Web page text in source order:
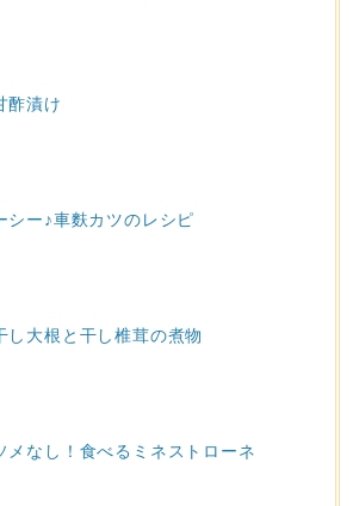
酢漬け
シー♪車麩カツのレシピ
し大根と干し椎茸の煮物
メなし！食べるミネストローネ